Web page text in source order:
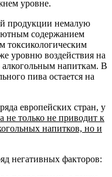
уровне.
продукции немалую
содержанием
токсикологическим
уровню воздействия на
алкогольным напиткам. В
пива остается на
европейских стран, у
не только не приводит к
напитков, но и
негативных факторов: